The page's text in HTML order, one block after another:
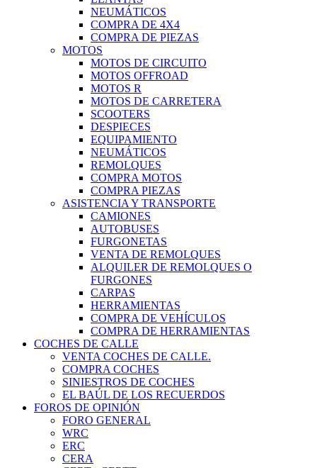
NEUMÁTICOS
COMPRA DE 4X4
COMPRA DE PIEZAS
MOTOS
MOTOS DE CIRCUITO
MOTOS OFFROAD
MOTOS R
MOTOS DE CARRETERA
SCOOTERS
DESPIECES
EQUIPAMIENTO
NEUMÁTICOS
REMOLQUES
COMPRA MOTOS
COMPRA PIEZAS
ASISTENCIA Y TRANSPORTE
CAMIONES
AUTOBUSES
FURGONETAS
VENTA DE REMOLQUES
ALQUILER DE REMOLQUES O
FURGONES
CARPAS
HERRAMIENTAS
COMPRA DE VEHÍCULOS
COMPRA DE HERRAMIENTAS
COCHES DE CALLE
VENTA COCHES DE CALLE.
COMPRA COCHES
SINIESTROS DE COCHES
EL BAÚL DE LOS RECUERDOS
FOROS DE OPINIÓN
FORO GENERAL
WRC
ERC
CERA